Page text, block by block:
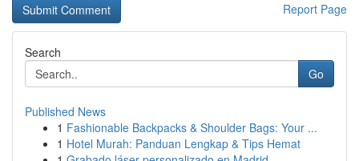
Report Page
Search
Go
Published News
1 Fashionable Backpacks & Shoulder Bags: Your ...
1 Hotel Murah: Panduan Lengkap & Tips Hemat